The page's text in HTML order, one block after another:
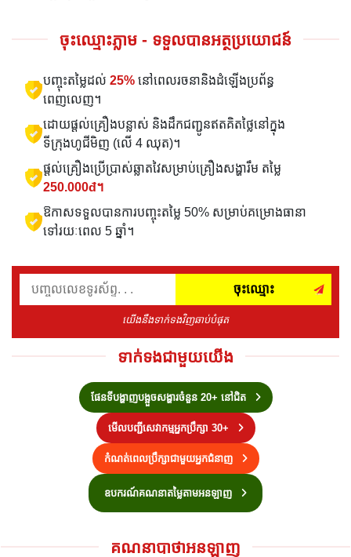
ចុះឈ្មោះភ្លាម - ទទួលបានអត្ថប្រយោជន៍
បញ្ចុះតម្លៃដល់ 25% នៅពេលរចនានិងដំឡើងប្រព័ន្ធ
ពេញលេញ។
ដោយផ្តល់គ្រឿងបន្លាស់ និងដឹកជញ្ជូនឥតគិតថ្លៃនៅក្នុង
ទីក្រុងហូជីមិញ (លើ 4 ឈុត)។
ផ្តល់គ្រឿងប្រើប្រាស់ឆ្លាតវៃសម្រាប់គ្រឿងសង្ហារឹម តម្លៃ
250.000đ។
ឱកាសទទួលបានការបញ្ចុះតម្លៃ 50% សម្រាប់គម្រោងធានា
ទៅរយៈពេល 5 ឆ្នាំ។
ចុះឈ្មោះ
យើងនឹងទាក់ទងវិញឆាប់បំផុត
ទាក់ទងជាមួយយើង
ផែនទីបង្ហាញបង្អួចសង្ហារចំនួន 20+ នៅជិត
មើលបញ្ជីសេវាកម្មអ្នកប្រឹក្សា 30+
កំណត់ពេលប្រឹក្សាជាមួយអ្នកជំនាញ
ឧបករណ៍គណនាតម្លៃតាមអនឡាញ
គណនាបាថាអនឡាញ